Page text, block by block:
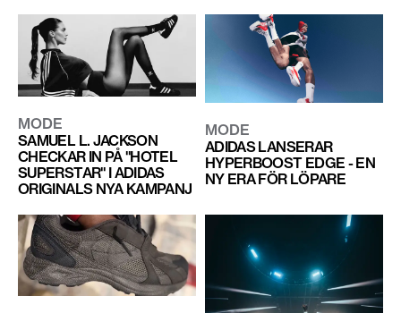
MODE
SAMUEL L. JACKSON
CHECKAR IN PÅ "HOTEL
SUPERSTAR" I ADIDAS
ORIGINALS NYA KAMPANJ
MODE
ADIDAS LANSERAR
HYPERBOOST EDGE - EN
NY ERA FÖR LÖPARE